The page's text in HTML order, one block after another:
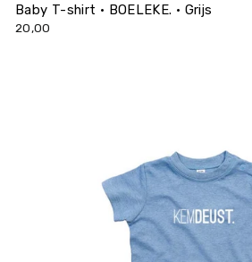
Baby T-shirt • BOELEKE. • Grijs
20,00